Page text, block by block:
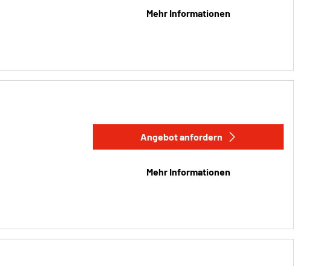
Mehr Informationen
Angebot anfordern
Mehr Informationen